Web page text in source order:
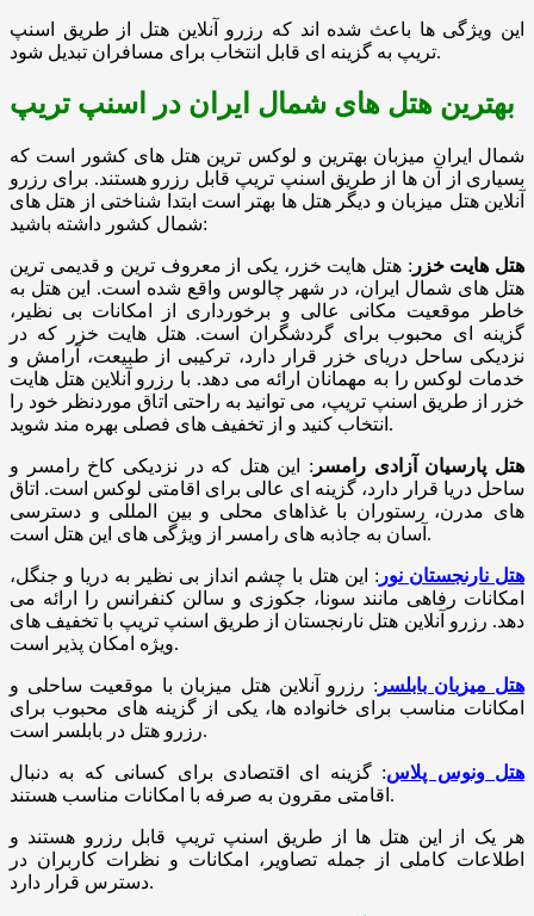
این ویژگی ها باعث شده اند که رزرو آنلاین هتل از طریق اسنپ
تریپ به گزینه ای قابل انتخاب برای مسافران تبدیل شود.
بهترین هتل های شمال ایران در اسنپ تریپ
شمال ایران میزبان بهترین و لوکس ترین هتل های کشور است که
بسیاری از آن ها از طریق اسنپ تریپ قابل رزرو هستند. برای رزرو
آنلاین هتل میزبان و دیگر هتل ها بهتر است ابتدا شناختی از هتل های
شمال کشور داشته باشید:
هتل هایت خزر : هتل هایت خزر، یکی از معروف ترین و قدیمی ترین
هتل های شمال ایران، در شهر چالوس واقع شده است. این هتل به
خاطر موقعیت مکانی عالی و برخورداری از امکانات بی نظیر،
گزینه ای محبوب برای گردشگران است. هتل هایت خزر که در
نزدیکی ساحل دریای خزر قرار دارد، ترکیبی از طبیعت، آرامش و
خدمات لوکس را به مهمانان ارائه می دهد. با رزرو آنلاین هتل هایت
خزر از طریق اسنپ تریپ، می توانید به راحتی اتاق موردنظر خود را
انتخاب کنید و از تخفیف های فصلی بهره مند شوید.
هتل پارسیان آزادی رامسر : این هتل که در نزدیکی کاخ رامسر و
ساحل دریا قرار دارد، گزینه ای عالی برای اقامتی لوکس است. اتاق
های مدرن، رستوران با غذاهای محلی و بین المللی و دسترسی
آسان به جاذبه های رامسر از ویژگی های این هتل است.
هتل نارنجستان نور : این هتل با چشم انداز بی نظیر به دریا و جنگل،
امکانات رفاهی مانند سونا، جکوزی و سالن کنفرانس را ارائه می
دهد. رزرو آنلاین هتل نارنجستان از طریق اسنپ تریپ با تخفیف های
ویژه امکان پذیر است.
هتل میزبان بابلسر : رزرو آنلاین هتل میزبان با موقعیت ساحلی و
امکانات مناسب برای خانواده ها، یکی از گزینه های محبوب برای
رزرو هتل در بابلسر است.
هتل ونوس پلاس: گزینه ای اقتصادی برای کسانی که به دنبال
اقامتی مقرون به صرفه با امکانات مناسب هستند.
هر یک از این هتل ها از طریق اسنپ تریپ قابل رزرو هستند و
اطلاعات کاملی از جمله تصاویر، امکانات و نظرات کاربران در
دسترس قرار دارد.